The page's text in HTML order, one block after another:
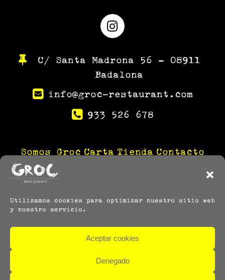
Utilizamos cookies para optimizar nuestro sitio web
y nuestro servicio.
Aceptar cookies
Denegado
Instagram
C/ Santa Madrona 56 – 08911
Badalona
info@groc-restaurant.com
933 526 678
Somos Groc Carta Tienda Contacto